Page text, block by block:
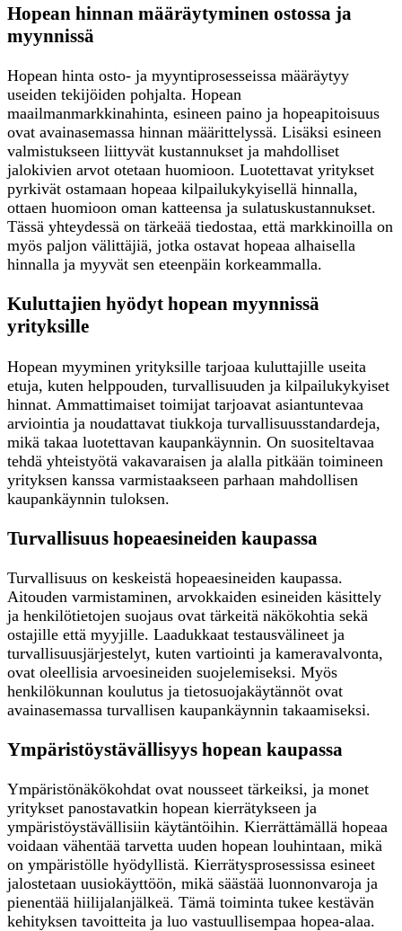
Hopean hinnan määräytyminen ostossa ja
myynnissä
Hopean hinta osto- ja myyntiprosesseissa määräytyy
useiden tekijöiden pohjalta. Hopean
maailmanmarkkinahinta, esineen paino ja hopeapitoisuus
ovat avainasemassa hinnan määrittelyssä. Lisäksi esineen
valmistukseen liittyvät kustannukset ja mahdolliset
jalokivien arvot otetaan huomioon. Luotettavat yritykset
pyrkivät ostamaan hopeaa kilpailukykyisellä hinnalla,
ottaen huomioon oman katteensa ja sulatuskustannukset.
Tässä yhteydessä on tärkeää tiedostaa, että markkinoilla on
myös paljon välittäjiä, jotka ostavat hopeaa alhaisella
hinnalla ja myyvät sen eteenpäin korkeammalla.
Kuluttajien hyödyt hopean myynnissä
yrityksille
Hopean myyminen yrityksille tarjoaa kuluttajille useita
etuja, kuten helppouden, turvallisuuden ja kilpailukykyiset
hinnat. Ammattimaiset toimijat tarjoavat asiantuntevaa
arviointia ja noudattavat tiukkoja turvallisuusstandardeja,
mikä takaa luotettavan kaupankäynnin. On suositeltavaa
tehdä yhteistyötä vakavaraisen ja alalla pitkään toimineen
yrityksen kanssa varmistaakseen parhaan mahdollisen
kaupankäynnin tuloksen.
Turvallisuus hopeaesineiden kaupassa
Turvallisuus on keskeistä hopeaesineiden kaupassa.
Aitouden varmistaminen, arvokkaiden esineiden käsittely
ja henkilötietojen suojaus ovat tärkeitä näkökohtia sekä
ostajille että myyjille. Laadukkaat testausvälineet ja
turvallisuusjärjestelyt, kuten vartiointi ja kameravalvonta,
ovat oleellisia arvoesineiden suojelemiseksi. Myös
henkilökunnan koulutus ja tietosuojakäytännöt ovat
avainasemassa turvallisen kaupankäynnin takaamiseksi.
Ympäristöystävällisyys hopean kaupassa
Ympäristönäkökohdat ovat nousseet tärkeiksi, ja monet
yritykset panostavatkin hopean kierrätykseen ja
ympäristöystävällisiin käytäntöihin. Kierrättämällä hopeaa
voidaan vähentää tarvetta uuden hopean louhintaan, mikä
on ympäristölle hyödyllistä. Kierrätysprosessissa esineet
jalostetaan uusiokäyttöön, mikä säästää luonnonvaroja ja
pienentää hiilijalanjälkeä. Tämä toiminta tukee kestävän
kehityksen tavoitteita ja luo vastuullisempaa hopea-alaa.